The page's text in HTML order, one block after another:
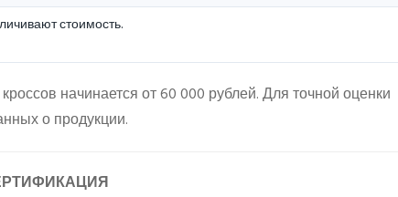
стоимость.
начинается от 60 000 рублей. Для точной оценки
о продукции.